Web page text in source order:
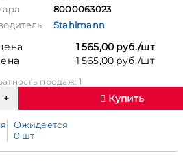
8000063023
Stahlmann
1 565,00 руб./шт
1 565,00 руб./шт
продаж: 1
Купить
Ожидается
0 шт